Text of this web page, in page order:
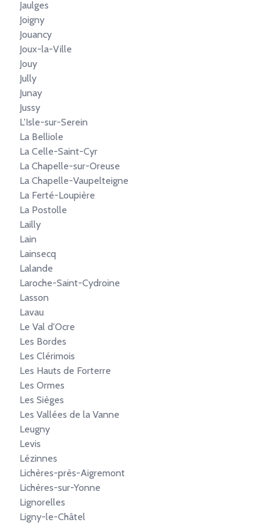
Jaulges
Joigny
Jouancy
Joux-la-Ville
Jouy
Jully
Junay
Jussy
L'Isle-sur-Serein
La Belliole
La Celle-Saint-Cyr
La Chapelle-sur-Oreuse
La Chapelle-Vaupelteigne
La Ferté-Loupière
La Postolle
Lailly
Lain
Lainsecq
Lalande
Laroche-Saint-Cydroine
Lasson
Lavau
Le Val d'Ocre
Les Bordes
Les Clérimois
Les Hauts de Forterre
Les Ormes
Les Sièges
Les Vallées de la Vanne
Leugny
Levis
Lézinnes
Lichères-près-Aigremont
Lichères-sur-Yonne
Lignorelles
Ligny-le-Châtel